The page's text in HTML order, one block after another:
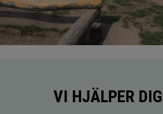
VI HJÄLPER